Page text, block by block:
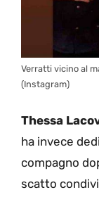
Verratti vicino al
(Instagram)
Thessa
ha invece
compagno
scatto